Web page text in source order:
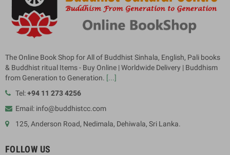
The Online Book Shop for All of Buddhist Sinhala, English, Pali books
& Buddhist ritual Items - Buy Online | Worldwide Delivery | Buddhism
from Generation to Generation. [...]
Tel:+94 11 273 4256
Email: info@buddhistcc.com
125, Anderson Road, Nedimala, Dehiwala, Sri Lanka.
FOLLOW US